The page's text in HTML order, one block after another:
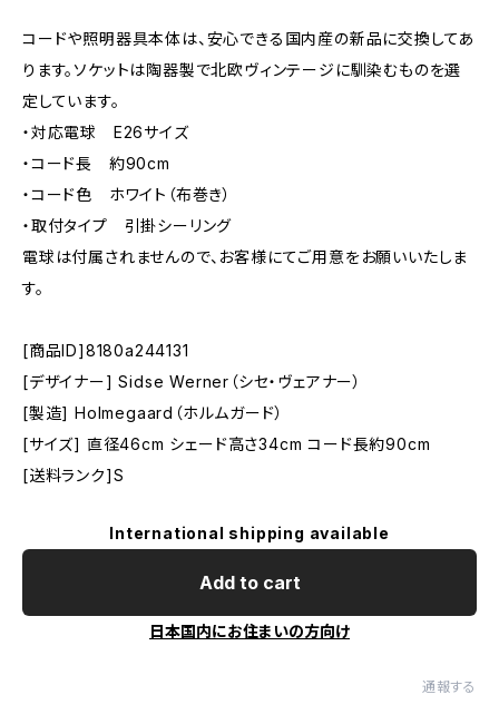
コードや照明器具本体は、安心できる国内産の新品に交換してあ
ります。ソケットは陶器製で北欧ヴィンテージに馴染むものを選
定しています。
・対応電球 E26サイズ
・コード長 約90cm
・コード色 ホワイト（布巻き）
・取付タイプ 引掛シーリング
電球は付属されませんので、お客様にてご用意をお願いいたしま
す。
[商品ID]8180a244131
[デザイナー] Sidse Werner（シセ・ヴェアナー）
[製造] Holmegaard（ホルムガード）
[サイズ] 直径46cm シェード高さ34cm コード長約90cm
[送料ランク]S
International shipping available
Add to cart
日本国内にお住まいの方向け
通報する